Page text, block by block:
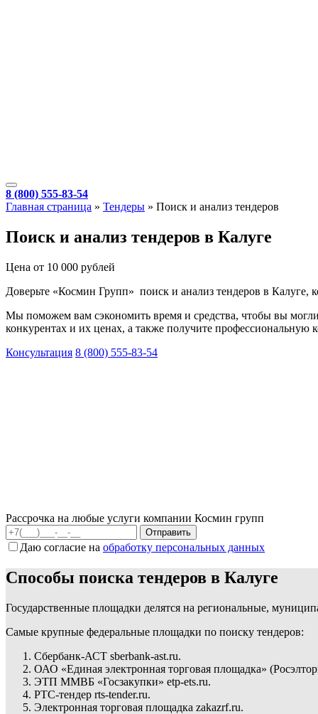
8 (800) 555-83-54
Главная страница » Тендеры » Поиск и анализ тендеров
Поиск и анализ тендеров в Калуге
Цена от 10 000 рублей
Доверьте «Космин Групп» поиск и анализ тендеров в Калуге,
Мы поможем вам сэкономить время и средства, чтобы вы
конкурентах и их ценах, а также получите профессиональную
Консультация 8 (800) 555-83-54
Рассрочка на любые услуги компании Космин групп
Даю согласие на обработку персональных данных
Способы поиска тендеров в Калуге
Государственные площадки делятся на региональные,
Самые крупные федеральные площадки по поиску тендеров:
Сбербанк-АСТ sberbank-ast.ru.
ОАО «Единая электронная торговая площадка»
ЭТП ММВБ «Госзакупки» etp-ets.ru.
РТС-тендер rts-tender.ru.
Электронная торговая площадка zakazrf.ru.